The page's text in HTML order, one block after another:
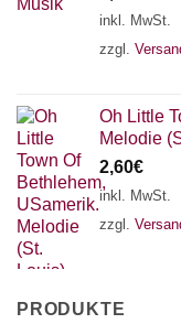
inkl. MwSt.
zzgl.
Oh Little
Melodie
2,60€
inkl. MwSt.
zzgl.
PRODUKTE